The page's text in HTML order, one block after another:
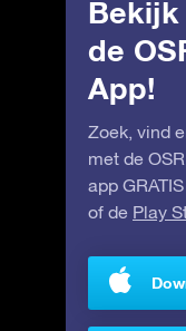
de
App!
Zoek, vind
met de
app
of de Play